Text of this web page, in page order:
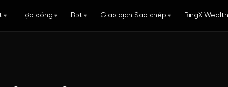
Hợp đồng Bot Giao dịch Sao chép BingX Wealth